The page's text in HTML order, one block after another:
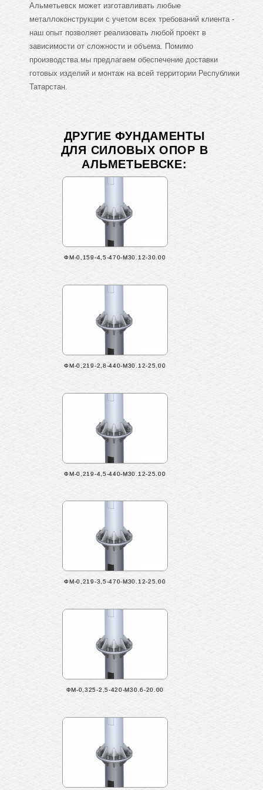
Альметьевск может изготавливать любые
металлоконструкции с учетом всех требований клиента -
наш опыт позволяет реализовать любой проект в
зависимости от сложности и объема. Помимо
производства мы предлагаем обеспечение доставки
готовых изделий и монтаж на всей территории Республики
Татарстан.
ДРУГИЕ ФУНДАМЕНТЫ
ДЛЯ СИЛОВЫХ ОПОР В
АЛЬМЕТЬЕВСКЕ:
ФМ-0,159-4,5-470-М30.12-30.00
ФМ-0,219-2,8-440-М30.12-25.00
ФМ-0,219-4,5-440-М30.12-25.00
ФМ-0,219-3,5-470-М30.12-25.00
ФМ-0,325-2,5-420-М30.6-20.00